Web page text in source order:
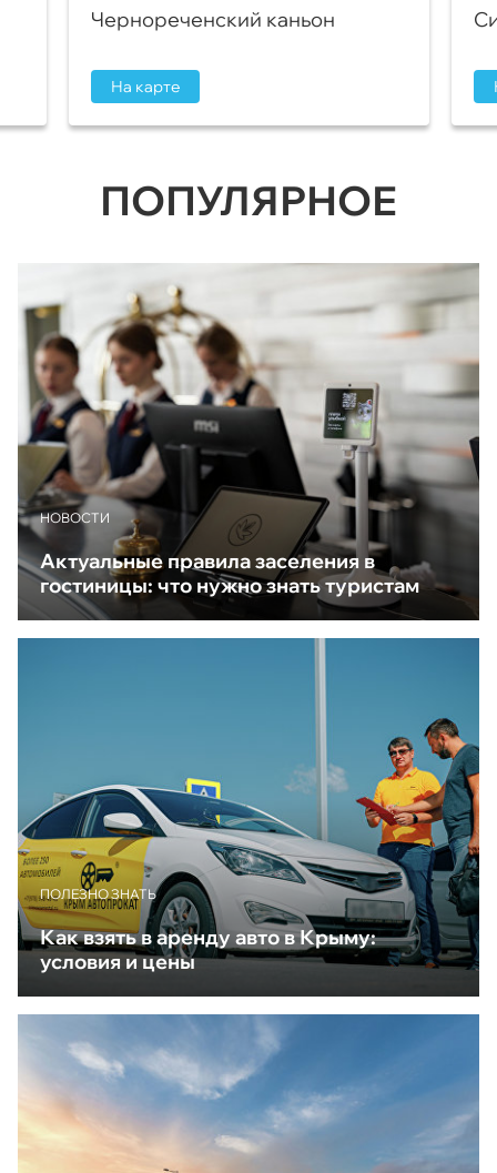
Чернореченский каньон
На карте
ПОПУЛЯРНОЕ
НОВОСТИ
Актуальные правила заселения в
гостиницы: что нужно знать туристам
ПОЛЕЗНО ЗНАТЬ
Как взять в аренду авто в Крыму:
условия и цены